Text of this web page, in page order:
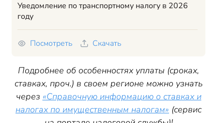
Уведомление по транспортному налогу в 2026
году
Посмотреть Скачать
Подробнее об особенностях уплаты (сроках,
ставках, проч.) в своем регионе можно узнать
через «Справочную информацию о ставках и
налогах по имущественным налогам» (сервис